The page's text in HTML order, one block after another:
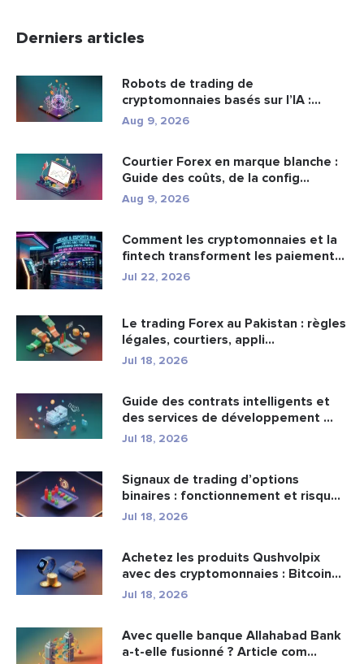
Derniers articles
Robots de trading de
cryptomonnaies basés sur l’IA :
fonctionn...
Aug 9, 2026
Courtier Forex en marque blanche :
Guide des coûts, de la config...
Aug 9, 2026
Comment les cryptomonnaies et la
fintech transforment les paiement...
Jul 22, 2026
Le trading Forex au Pakistan : règles
légales, courtiers, appli...
Jul 18, 2026
Guide des contrats intelligents et
des services de développement ...
Jul 18, 2026
Signaux de trading d’options
binaires : fonctionnement et risqu...
Jul 18, 2026
Achetez les produits Qushvolpix
avec des cryptomonnaies : Bitcoin...
Jul 18, 2026
Avec quelle banque Allahabad Bank
a-t-elle fusionné ? Article com...